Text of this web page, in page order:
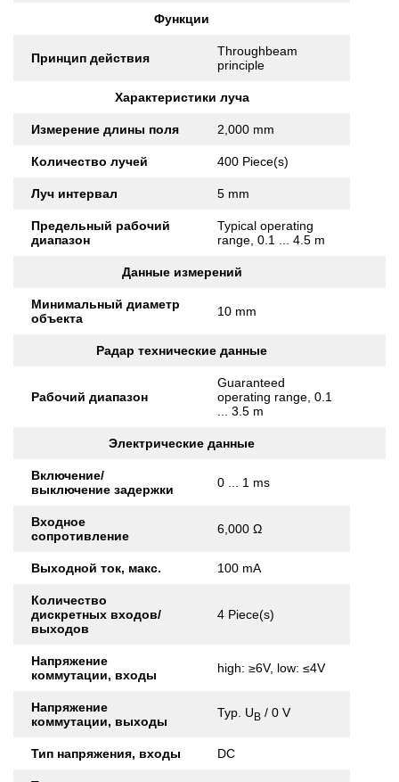
Функции
Принцип действия
Throughbeam
principle
Характеристики луча
Измерение длины поля 2,000 mm
Количество лучей 400 Piece(s)
Луч интервал 5 mm
Предельный рабочий
диапазон
Typical operating
range, 0.1 ... 4.5 m
Данные измерений
Минимальный диаметр
объекта
10 mm
Радар технические данные
Рабочий диапазон
Guaranteed
operating range, 0.1
... 3.5 m
Электрические данные
Включение/
выключение задержки
0 ... 1 ms
Входное
сопротивление
6,000 Ω
Выходной ток, макс. 100 mA
Количество
дискретных входов/
выходов
4 Piece(s)
Напряжение
коммутации, входы
high: ≥6V, low: ≤4V
Напряжение
коммутации, выходы
Typ. UB / 0 V
Тип напряжения, входы DC